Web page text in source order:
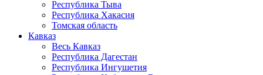
Республика Тыва
Республика Хакасия
Томская область
Кавказ
Весь Кавказ
Республика Дагестан
Республика Ингушетия